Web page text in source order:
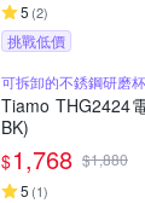
5 (2)
挑戰低價
可拆卸的不銹鋼研磨杯
Tiamo THG2424
BK)
$1,768 $1,880
5 (1)